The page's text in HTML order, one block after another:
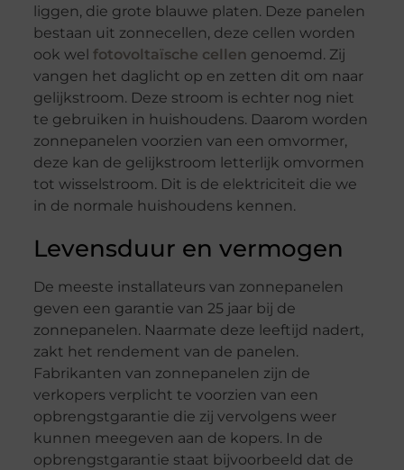
liggen, die grote blauwe platen. Deze panelen
bestaan uit zonnecellen, deze cellen worden
ook wel fotovoltaïsche cellen genoemd. Zij
vangen het daglicht op en zetten dit om naar
gelijkstroom. Deze stroom is echter nog niet
te gebruiken in huishoudens. Daarom worden
zonnepanelen voorzien van een omvormer,
deze kan de gelijkstroom letterlijk omvormen
tot wisselstroom. Dit is de elektriciteit die we
in de normale huishoudens kennen.
Levensduur en vermogen
De meeste installateurs van zonnepanelen
geven een garantie van 25 jaar bij de
zonnepanelen. Naarmate deze leeftijd nadert,
zakt het rendement van de panelen.
Fabrikanten van zonnepanelen zijn de
verkopers verplicht te voorzien van een
opbrengstgarantie die zij vervolgens weer
kunnen meegeven aan de kopers. In de
opbrengstgarantie staat bijvoorbeeld dat de